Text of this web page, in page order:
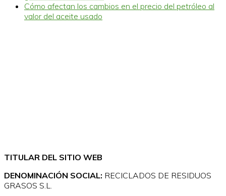
Cómo afectan los cambios en el precio del petróleo al
valor del aceite usado
TITULAR DEL SITIO WEB
DENOMINACIÓN SOCIAL: RECICLADOS DE RESIDUOS
GRASOS S.L.